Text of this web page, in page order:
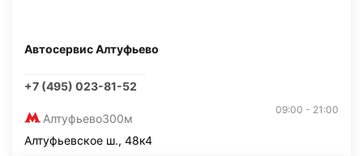
Автосервис Алтуфьево
+7 (495) 023-81-52
Алтуфьево300м
09:00 - 21:00
Алтуфьевское ш., 48к4